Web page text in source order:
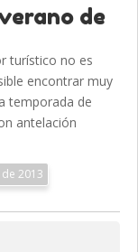
de
turístico no es
encontrar muy
temporada de
antelación
2013